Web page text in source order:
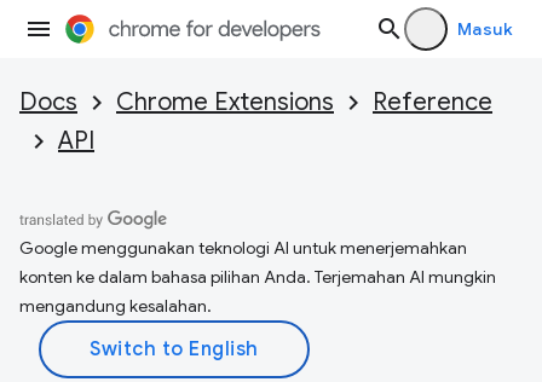
Masuk
Docs Chrome Extensions
Reference
API
Google menggunakan teknologi AI untuk menerjemahkan
konten ke dalam bahasa pilihan Anda. Terjemahan AI mungkin
mengandung kesalahan.